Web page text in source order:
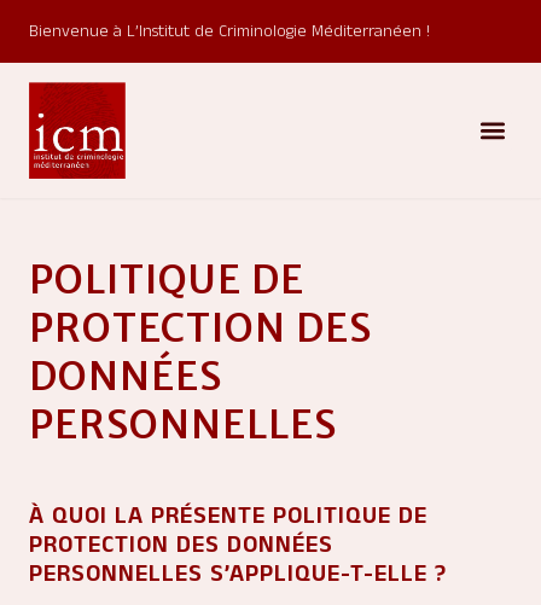
Bienvenue à L’Institut de Criminologie Méditerranéen !
POLITIQUE DE
PROTECTION DES
DONNÉES
PERSONNELLES
À QUOI LA PRÉSENTE POLITIQUE DE
PROTECTION DES DONNÉES
PERSONNELLES S’APPLIQUE-T-ELLE ?